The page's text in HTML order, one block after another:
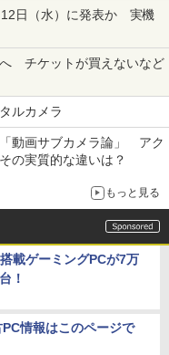
日（水）に発表か 実機
へ チケットが買えないなど
ルカメラ
動画サブカメラ論」 アク
の実質的な違いは？
もっと見る
載ゲーミングPCが7万
！
情報はこのページで